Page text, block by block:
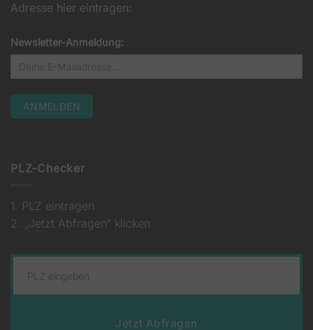
Adresse hier eintragen:
Newsletter-Anmeldung:
PLZ-Checker
1. PLZ eintragen
2. „Jetzt Abfragen“ klicken
Jetzt Abfragen